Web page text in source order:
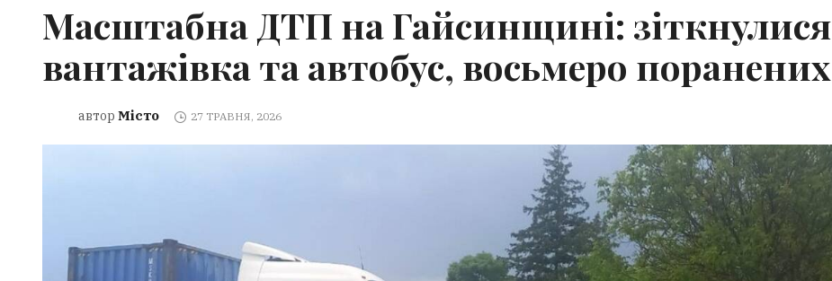
Масштабна ДТП на Гайсинщині: зіткнулися
вантажівка та автобус, восьмеро поранених
автор Місто 27 ТРАВНЯ, 2026